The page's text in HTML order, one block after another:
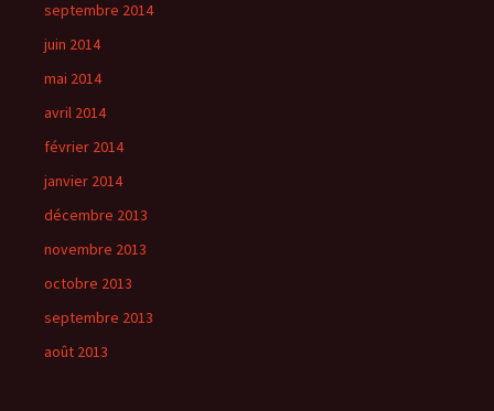
septembre 2014
juin 2014
mai 2014
avril 2014
février 2014
janvier 2014
décembre 2013
novembre 2013
octobre 2013
septembre 2013
août 2013